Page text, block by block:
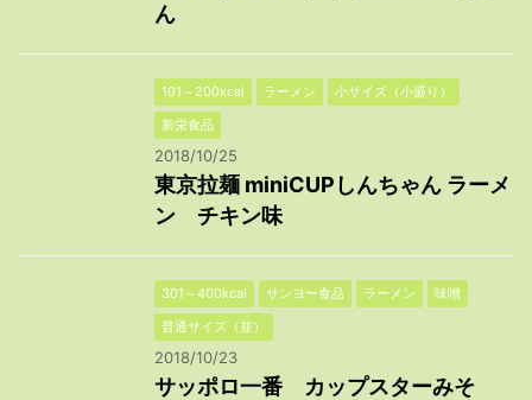
ん
101～200kcal ラーメン
小サイズ（小盛り）
新栄食品
2018/10/25
東京拉麺 miniCUPしんちゃん ラーメ
ン チキン味
301～400kcal サンヨー食品 ラーメン
味噌
普通サイズ（並）
2018/10/23
サッポロ一番 カップスターみそ